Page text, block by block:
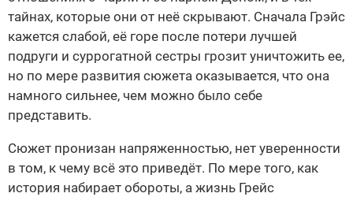
тайнах, которые они от неё скрывают. Сначала Грэйс
кажется слабой, её горе после потери лучшей
подруги и суррогатной сестры грозит уничтожить ее,
но по мере развития сюжета оказывается, что она
намного сильнее, чем можно было себе
представить.
Сюжет пронизан напряженностью, нет уверенности
в том, к чему всё это приведёт. По мере того, как
история набирает обороты, а жизнь Грейс